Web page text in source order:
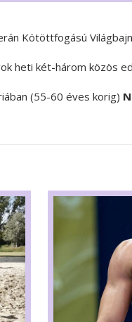
Kötöttfogású
heti két-három közös
(55-60 éves korig)